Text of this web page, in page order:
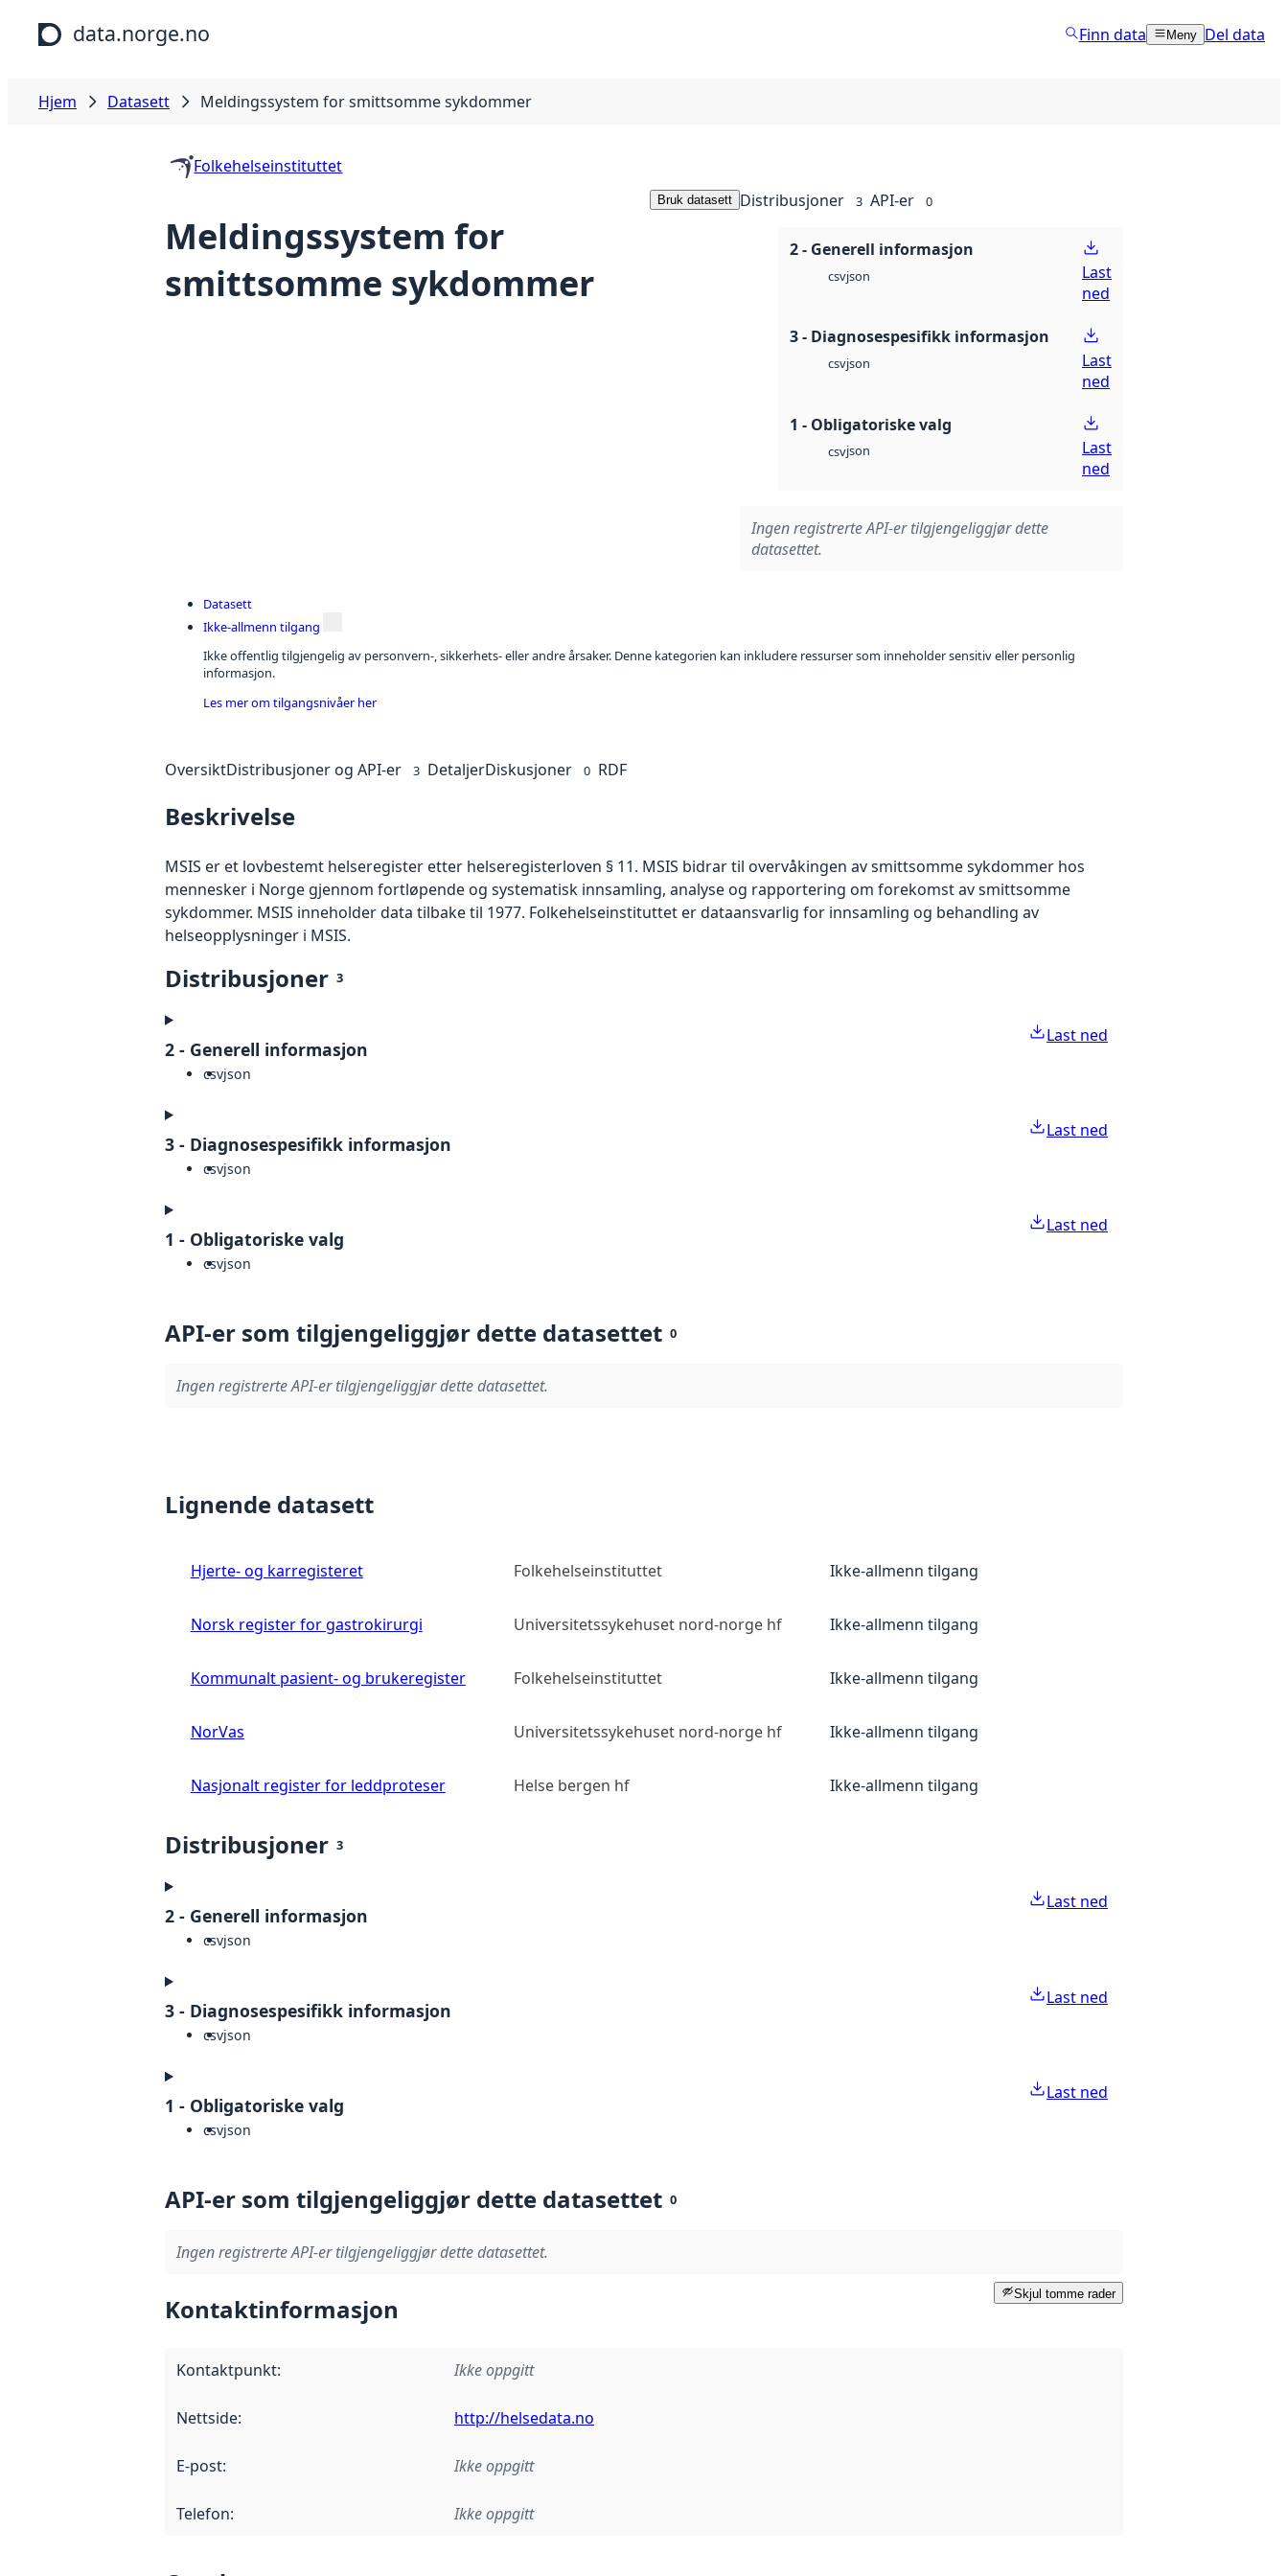
Hopp til hovedinnhold
data.norge.no Finn data Meny Del data
Hjem Datasett Meldingssystem for smittsomme sykdommer
Folkehelseinstituttet
Meldingssystem for
smittsomme sykdommer
Bruk datasett Distribusjoner 3 API-er 0
2 - Generell informasjon
csvjson
Last
ned
3 - Diagnosespesifikk informasjon
csvjson
Last
ned
1 - Obligatoriske valg
csvjson
Last
ned
Ingen registrerte API-er tilgjengeliggjør dette
datasettet.
Datasett
Ikke-allmenn tilgang
Ikke offentlig tilgjengelig av personvern-, sikkerhets- eller andre årsaker. Denne kategorien kan inkludere ressurser som inneholder sensitiv eller personlig
informasjon.
Les mer om tilgangsnivåer her
OversiktDistribusjoner og API-er 3 DetaljerDiskusjoner 0 RDF
Beskrivelse
MSIS er et lovbestemt helseregister etter helseregisterloven § 11. MSIS bidrar til overvåkingen av smittsomme sykdommer hos
mennesker i Norge gjennom fortløpende og systematisk innsamling, analyse og rapportering om forekomst av smittsomme
sykdommer. MSIS inneholder data tilbake til 1977. Folkehelseinstituttet er dataansvarlig for innsamling og behandling av
helseopplysninger i MSIS.
Distribusjoner 3
2 - Generell informasjon
csvjson
Last ned
3 - Diagnosespesifikk informasjon
csvjson
Last ned
1 - Obligatoriske valg
csvjson
Last ned
API-er som tilgjengeliggjør dette datasettet 0
Ingen registrerte API-er tilgjengeliggjør dette datasettet.
Lignende datasett
Hjerte- og karregisteret Folkehelseinstituttet Ikke-allmenn tilgang
Norsk register for gastrokirurgi Universitetssykehuset nord-norge hf Ikke-allmenn tilgang
Kommunalt pasient- og brukeregister Folkehelseinstituttet Ikke-allmenn tilgang
NorVas Universitetssykehuset nord-norge hf Ikke-allmenn tilgang
Nasjonalt register for leddproteser Helse bergen hf Ikke-allmenn tilgang
Distribusjoner 3
2 - Generell informasjon
csvjson
Last ned
3 - Diagnosespesifikk informasjon
csvjson
Last ned
1 - Obligatoriske valg
csvjson
Last ned
API-er som tilgjengeliggjør dette datasettet 0
Ingen registrerte API-er tilgjengeliggjør dette datasettet.
Skjul tomme rader
Kontaktinformasjon
Kontaktpunkt: Ikke oppgitt
Nettside: http://helsedata.no
E-post: Ikke oppgitt
Telefon: Ikke oppgitt